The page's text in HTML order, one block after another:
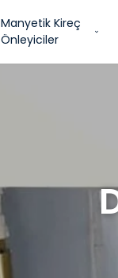
Manyetik Kireç
Önleyiciler